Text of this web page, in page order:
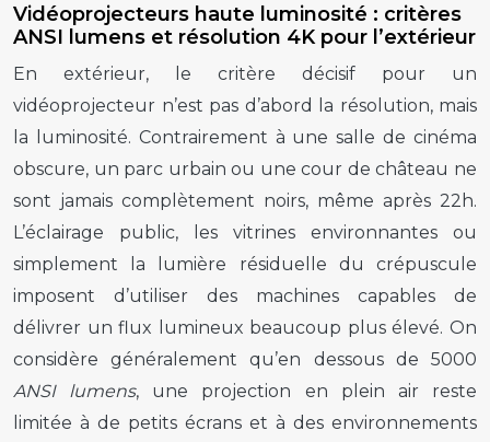
Vidéoprojecteurs haute luminosité : critères
ANSI lumens et résolution 4K pour l’extérieur
En extérieur, le critère décisif pour un
vidéoprojecteur n’est pas d’abord la résolution, mais
la luminosité. Contrairement à une salle de cinéma
obscure, un parc urbain ou une cour de château ne
sont jamais complètement noirs, même après 22h.
L’éclairage public, les vitrines environnantes ou
simplement la lumière résiduelle du crépuscule
imposent d’utiliser des machines capables de
délivrer un flux lumineux beaucoup plus élevé. On
considère généralement qu’en dessous de 5000
ANSI lumens, une projection en plein air reste
limitée à de petits écrans et à des environnements